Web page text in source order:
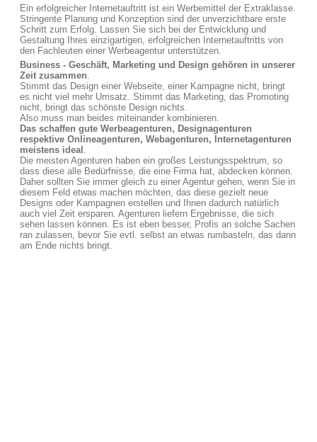
Ein erfolgreicher Internetauftritt ist ein Werbemittel der Extraklasse.
Stringente Planung und Konzeption sind der unverzichtbare erste
Schritt zum Erfolg. Lassen Sie sich bei der Entwicklung und
Gestaltung Ihres einzigartigen, erfolgreichen Internetauftritts von
den Fachleuten einer Werbeagentur unterstützen.
Business - Geschäft, Marketing und Design gehören in unserer
Zeit zusammen.
Stimmt das Design einer Webseite, einer Kampagne nicht, bringt
es nicht viel mehr Umsatz. Stimmt das Marketing, das Promoting
nicht, bringt das schönste Design nichts.
Also muss man beides miteinander kombinieren.
Das schaffen gute Werbeagenturen, Designagenturen
respektive Onlineagenturen, Webagenturen, Internetagenturen
meistens ideal .
Die meisten Agenturen haben ein großes Leistungsspektrum, so
dass diese alle Bedürfnisse, die eine Firma hat, abdecken können.
Daher sollten Sie immer gleich zu einer Agentur gehen, wenn Sie in
diesem Feld etwas machen möchten, das diese gezielt neue
Designs oder Kampagnen erstellen und Ihnen dadurch natürlich
auch viel Zeit ersparen. Agenturen liefern Ergebnisse, die sich
sehen lassen können. Es ist eben besser, Profis an solche Sachen
ran zulassen, bevor Sie evtl. selbst an etwas rumbasteln, das dann
am Ende nichts bringt.